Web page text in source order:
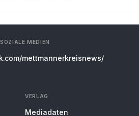
SOZIALE MEDIEN
mettmannerkreisnews/
VERLAG
Mediadaten